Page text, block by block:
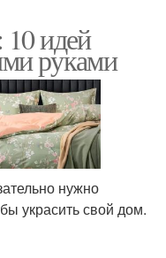
идей
руками
нужно
украсить свой дом.